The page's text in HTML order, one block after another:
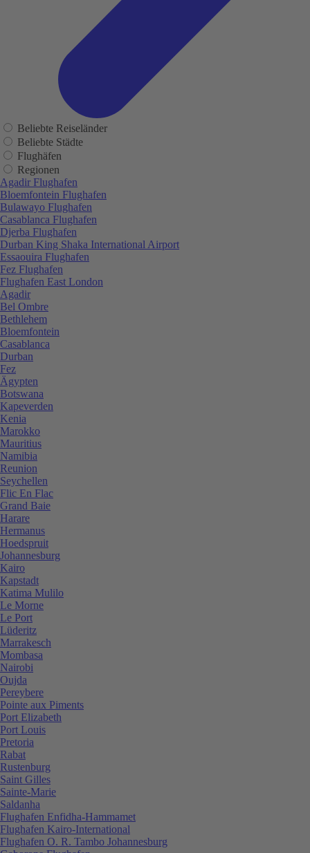
Beliebte Reiseländer
Beliebte Städte
Flughäfen
Regionen
Agadir Flughafen
Bloemfontein Flughafen
Bulawayo Flughafen
Casablanca Flughafen
Djerba Flughafen
Durban King Shaka International Airport
Essaouira Flughafen
Fez Flughafen
Flughafen East London
Agadir
Bel Ombre
Bethlehem
Bloemfontein
Casablanca
Durban
Fez
Ägypten
Botswana
Kapeverden
Kenia
Marokko
Mauritius
Namibia
Reunion
Seychellen
Flic En Flac
Grand Baie
Harare
Hermanus
Hoedspruit
Johannesburg
Kairo
Kapstadt
Katima Mulilo
Le Morne
Le Port
Lüderitz
Marrakesch
Mombasa
Nairobi
Oujda
Pereybere
Pointe aux Piments
Port Elizabeth
Port Louis
Pretoria
Rabat
Rustenburg
Saint Gilles
Sainte-Marie
Saldanha
Flughafen Enfidha-Hammamet
Flughafen Kairo-International
Flughafen O. R. Tambo Johannesburg